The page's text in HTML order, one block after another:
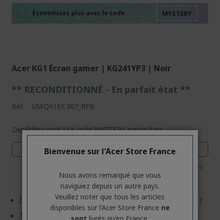
Économisez plus avec le code
Acer KG1 Écran gamer | KG241YP3 | Noir
** RECONDITIONNÉ - En parfait état **
Réf. UM.QX1EE.307_RFB
Dépêchez-vous ! Le code MYSTERY expire dans :
09 22
Secondes
Écran: 60,5 cm (23,8") Full HD (1920 x 1080) 180 Hz
Technologie d'écran: Vertical Alignment (VA)
Bienvenue sur l'Acer Store France
Nous avons remarqué que vous
naviguiez depuis un autre pays.
Veuillez noter que tous les articles
disponibles sur l'Acer Store France ne